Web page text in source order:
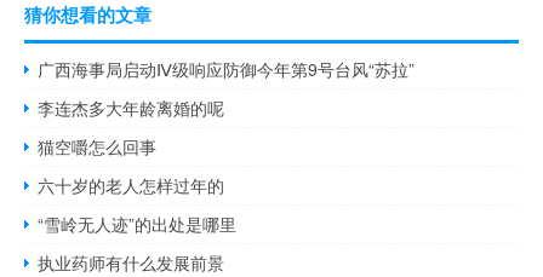
猜你想看的文章
广西海事局启动Ⅳ级响应防御今年第9号台风“苏拉”
李连杰多大年龄离婚的呢
猫空嚼怎么回事
六十岁的老人怎样过年的
“雪岭无人迹”的出处是哪里
执业药师有什么发展前景